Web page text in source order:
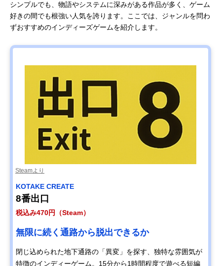
シンプルでも、物語やシステムに深みがある作品が多く、ゲーム
好きの間でも根強い人気を誇ります。ここでは、ジャンルを問わ
ずおすすめのインディーズゲームを紹介します。
Steamより
KOTAKE CREATE
8番出口
税込み470円（Steam）
無限に続く通路から脱出できるか
閉じ込められた地下通路の「異変」を探す、独特な雰囲気が
特徴のインディーゲーム。15分から1時間程度で遊べる短編